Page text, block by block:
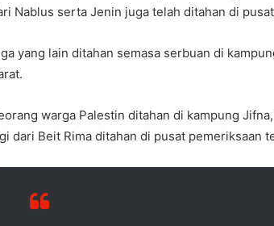
Nablus serta Jenin juga telah ditahan di
yang lain ditahan semasa serbuan di
warga Palestin ditahan di kampung
dari Beit Rima ditahan di pusat pemeriksaan